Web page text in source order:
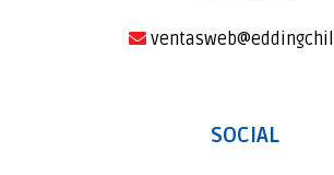
SOCIAL